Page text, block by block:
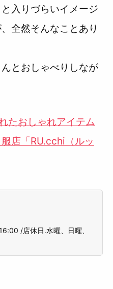
入りづらいイメージ
全然そんなことあり
とおしゃべりしなが
たおしゃれアイテム
店「RU.cchi（ルッ
/店休日.水曜、日曜、